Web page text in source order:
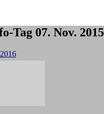
Tag 07. Nov. 2015